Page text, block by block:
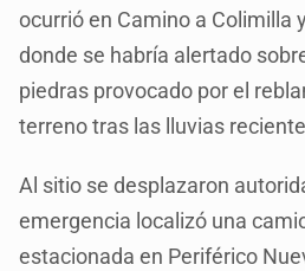
ocurrió en Camino a Colimilla
donde se habría alertado
piedras provocado por el
terreno tras las lluvias
Al sitio se desplazaron
emergencia localizó una
estacionada en Periférico